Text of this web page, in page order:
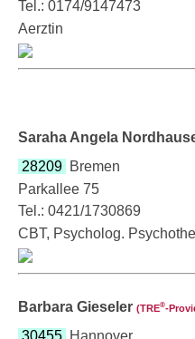
Tel.: 0174/9147473
Aerztin
Saraha Angela
28209 Bremen
Parkallee 75
Tel.: 0421/1730869
CBT, Psycholog.
Barbara Gieseler (TRE®
30455 Hannover